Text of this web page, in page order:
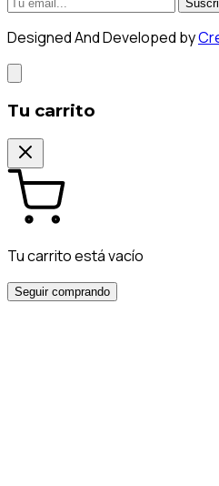
Designed And Developed by
Tu carrito
Tu carrito está vacío
Seguir comprando